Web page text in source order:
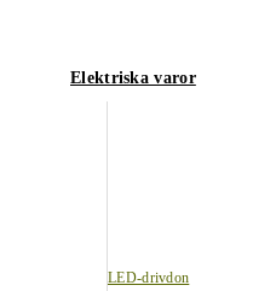
Elektriska varor
LED-drivdon